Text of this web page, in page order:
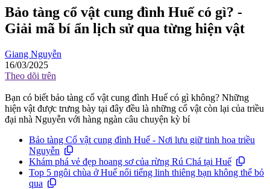
Bảo tàng cổ vật cung đình Huế có gì? -
Giải mã bí ẩn lịch sử qua từng hiện vật
Giang Nguyễn
16/03/2025
Theo dõi trên
Bạn có biết bảo tàng cổ vật cung đình Huế có gì không? Những
hiện vật được trưng bày tại đây đều là những cổ vật còn lại của triều
đại nhà Nguyễn với hàng ngàn câu chuyện kỳ bí
Bảo tàng Cổ vật cung đình Huế - Nơi lưu giữ tinh hoa triều
Nguyễn
Khám phá vẻ đẹp hoang sơ của rừng Rú Chá tại Huế
Top 5 ngôi chùa ở Huế nổi tiếng linh thiêng bạn không thể bỏ
qua